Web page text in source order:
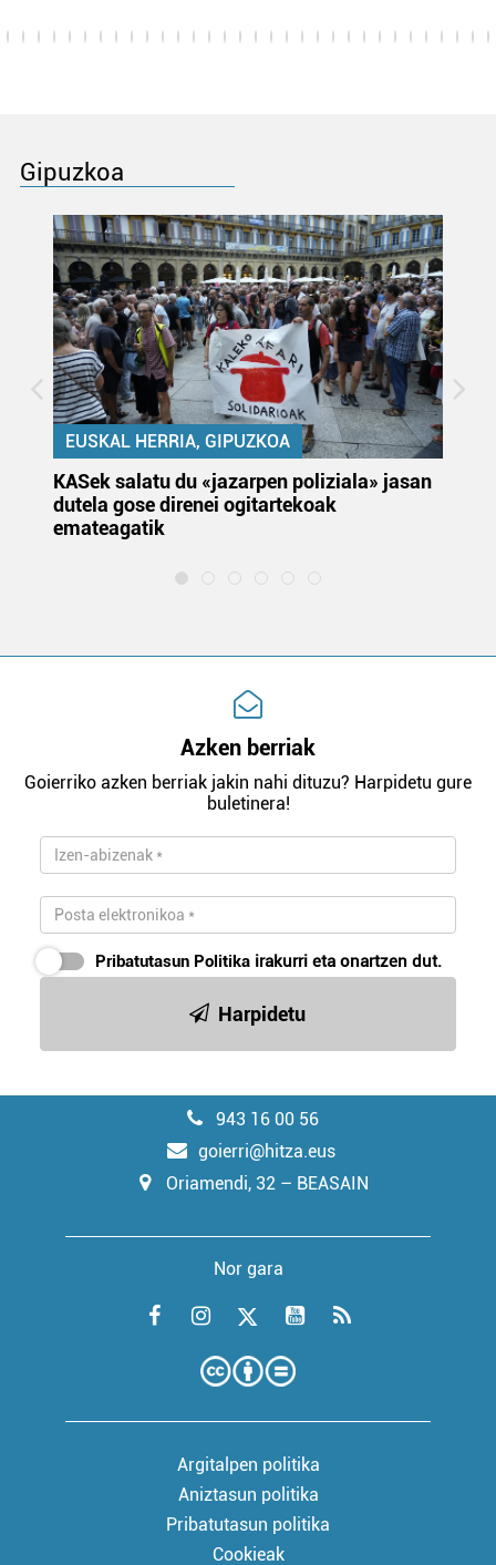
Gipuzkoa
EUSKAL HERRIA, GIPUZKOA
KASek salatu du «jazarpen poliziala» jasan
dutela gose direnei ogitartekoak
emateagatik
Azken berriak
Goierriko azken berriak jakin nahi dituzu? Harpidetu gure
buletinera!
Pribatutasun Politika irakurri eta onartzen dut.
Harpidetu
943 16 00 56
goierri@hitza.eus
Oriamendi, 32 – BEASAIN
Nor gara
Argitalpen politika
Aniztasun politika
Pribatutasun politika
Cookieak